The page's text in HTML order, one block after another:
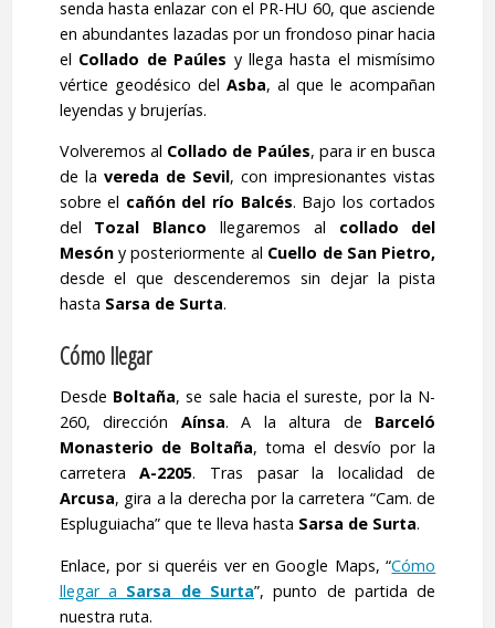
senda hasta enlazar con el PR-HU 60, que asciende
en abundantes lazadas por un frondoso pinar hacia
el Collado de Paúles y llega hasta el mismísimo
vértice geodésico del Asba, al que le acompañan
leyendas y brujerías.
Volveremos al Collado de Paúles, para ir en busca
de la vereda de Sevil, con impresionantes vistas
sobre el cañón del río Balcés. Bajo los cortados
del Tozal Blanco llegaremos al collado del
Mesóny posteriormente al Cuello de San Pietro,
desde el que descenderemos sin dejar la pista
hasta Sarsa de Surta.
Cómo llegar
Desde Boltaña, se sale hacia el sureste, por la N-
260, dirección Aínsa. A la altura de Barceló
Monasterio de Boltaña, toma el desvío por la
carreteraA-2205. Tras pasar la localidad de
Arcusa, gira a la derecha por la carretera “Cam. de
Espluguiacha” que te lleva hasta Sarsa de Surta.
Enlace, por si queréis ver en Google Maps, “Cómo
llegar a Sarsa de Surta”, punto de partida de
nuestra ruta.